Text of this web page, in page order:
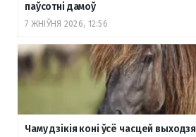
паўсотні дамоў
7 ЖНІЎНЯ 2026, 12:56
Чаму дзікія коні ўсё часцей